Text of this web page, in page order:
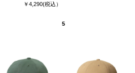
￥4,290(税込）